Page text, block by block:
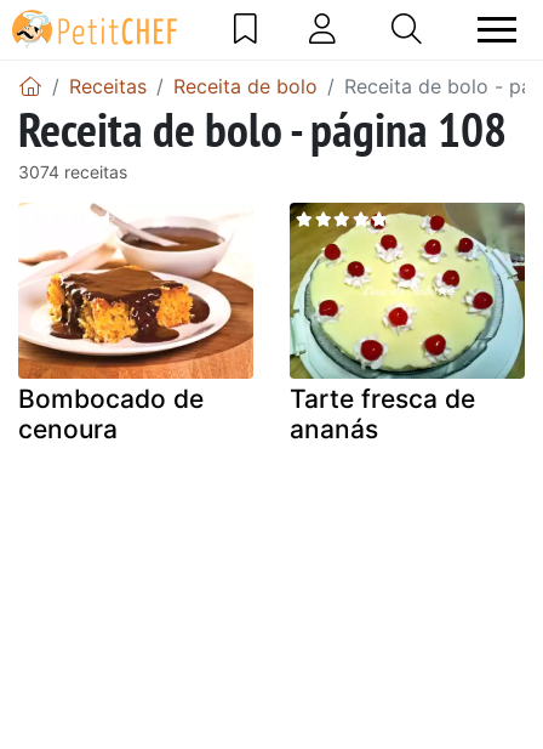
Receitas Receita de bolo Receita de bolo -
Receita de bolo - página 108
3074 receitas
Bombocado de
cenoura
Tarte fresca de
ananás